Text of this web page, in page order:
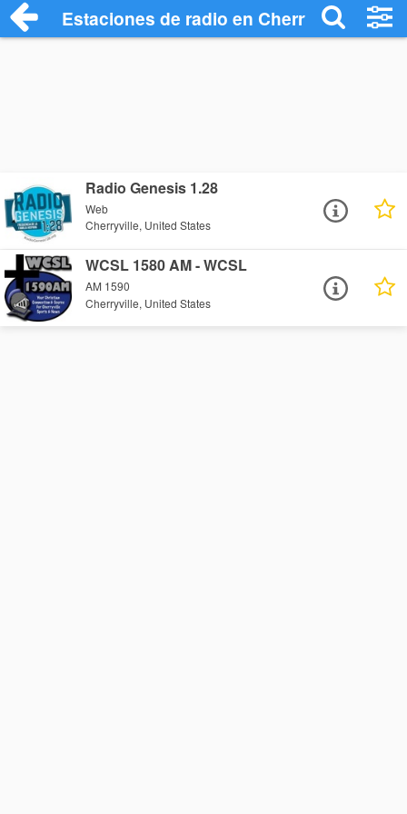
Estaciones de radio en Cherryville -
Radio Genesis 1.28
Web
Cherryville, United States
WCSL 1580 AM - WCSL
AM 1590
Cherryville, United States